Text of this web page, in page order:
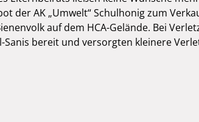
der AK „Umwelt“ Schulhonig zum
auf dem HCA-Gelände. Bei
Sanis bereit und versorgten kleinere